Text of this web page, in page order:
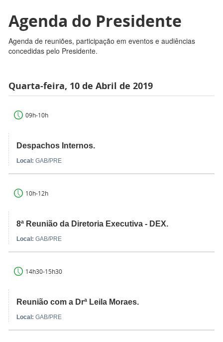
Agenda do Presidente
Agenda de reuniões, participação em eventos e audiências
concedidas pelo Presidente.
Quarta-feira, 10 de Abril de 2019
09h-10h
Despachos Internos.
Local: GAB/PRE
10h-12h
8ª Reunião da Diretoria Executiva - DEX.
Local: GAB/PRE
14h30-15h30
Reunião com a Drª Leila Moraes.
Local: GAB/PRE